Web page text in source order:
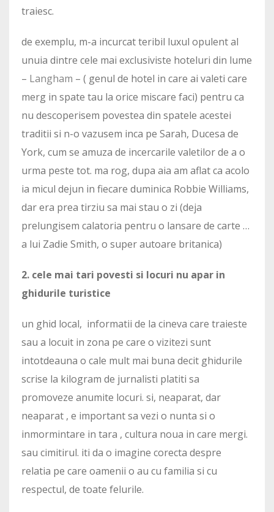
traiesc.
de exemplu, m-a incurcat teribil luxul opulent al
unuia dintre cele mai exclusiviste hoteluri din lume
– Langham – ( genul de hotel in care ai valeti care
merg in spate tau la orice miscare faci) pentru ca
nu descoperisem povestea din spatele acestei
traditii si n-o vazusem inca pe Sarah, Ducesa de
York, cum se amuza de incercarile valetilor de a o
urma peste tot. ma rog, dupa aia am aflat ca acolo
ia micul dejun in fiecare duminica Robbie Williams,
dar era prea tirziu sa mai stau o zi (deja
prelungisem calatoria pentru o lansare de carte …
a lui Zadie Smith, o super autoare britanica)
2. cele mai tari povesti si locuri nu apar in
ghidurile turistice
un ghid local, informatii de la cineva care traieste
sau a locuit in zona pe care o vizitezi sunt
intotdeauna o cale mult mai buna decit ghidurile
scrise la kilogram de jurnalisti platiti sa
promoveze anumite locuri. si, neaparat, dar
neaparat , e important sa vezi o nunta si o
inmormintare in tara , cultura noua in care mergi.
sau cimitirul. iti da o imagine corecta despre
relatia pe care oamenii o au cu familia si cu
respectul, de toate felurile.